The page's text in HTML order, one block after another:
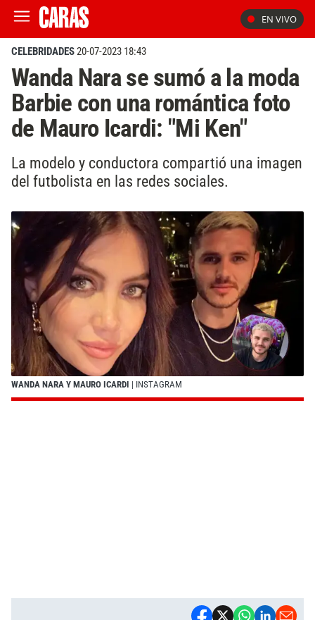
EN VIVO
CELEBRIDADES20-07-2023 18:43
Wanda Nara se sumó a la moda
Barbie con una romántica foto
de Mauro Icardi: "Mi Ken"
La modelo y conductora compartió una imagen
del futbolista en las redes sociales.
WANDA NARA Y MAURO ICARDI | INSTAGRAM